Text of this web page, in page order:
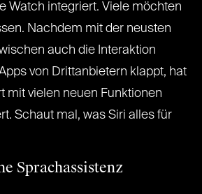
Watch integriert. Viele möchten
Nachdem mit der neusten
auch die Interaktion
von Drittanbietern klappt, hat
mit vielen neuen Funktionen
Schaut mal, was Siri alles für
Sprachassistenz